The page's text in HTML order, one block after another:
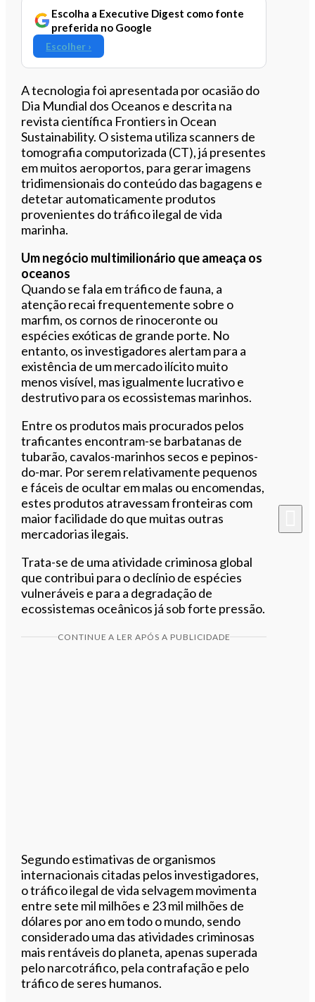
Escolha a Executive Digest como fonte
preferida no Google
Escolher ›
A tecnologia foi apresentada por ocasião do
Dia Mundial dos Oceanos e descrita na
revista científica Frontiers in Ocean
Sustainability. O sistema utiliza scanners de
tomografia computorizada (CT), já presentes
em muitos aeroportos, para gerar imagens
tridimensionais do conteúdo das bagagens e
detetar automaticamente produtos
provenientes do tráfico ilegal de vida
marinha.
Um negócio multimilionário que ameaça os
oceanos
Quando se fala em tráfico de fauna, a
atenção recai frequentemente sobre o
marfim, os cornos de rinoceronte ou
espécies exóticas de grande porte. No
entanto, os investigadores alertam para a
existência de um mercado ilícito muito
menos visível, mas igualmente lucrativo e
destrutivo para os ecossistemas marinhos.
Entre os produtos mais procurados pelos
traficantes encontram-se barbatanas de
tubarão, cavalos-marinhos secos e pepinos-
do-mar. Por serem relativamente pequenos
e fáceis de ocultar em malas ou encomendas,
estes produtos atravessam fronteiras com
maior facilidade do que muitas outras
mercadorias ilegais.
Trata-se de uma atividade criminosa global
que contribui para o declínio de espécies
vulneráveis e para a degradação de
ecossistemas oceânicos já sob forte pressão.
CONTINUE A LER APÓS A PUBLICIDADE
Segundo estimativas de organismos
internacionais citadas pelos investigadores,
o tráfico ilegal de vida selvagem movimenta
entre sete mil milhões e 23 mil milhões de
dólares por ano em todo o mundo, sendo
considerado uma das atividades criminosas
mais rentáveis do planeta, apenas superada
pelo narcotráfico, pela contrafação e pelo
tráfico de seres humanos.